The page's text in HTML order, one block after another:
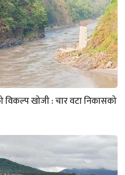
खोजी : चार वटा निकासको